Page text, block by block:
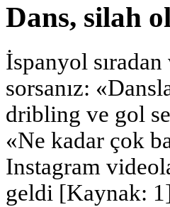
Dans, silah
İspanyol
sorsanız:
dribling ve gol
«Ne kadar çok
Instagram
geldi [Kaynak: